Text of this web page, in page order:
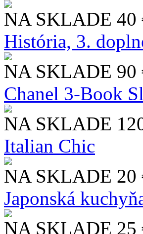
NA SKLADE 40
História, 3.
NA SKLADE 90
Chanel 3-Book
NA SKLADE
Italian Chic
NA SKLADE 20
Japonská
NA SKLADE 25